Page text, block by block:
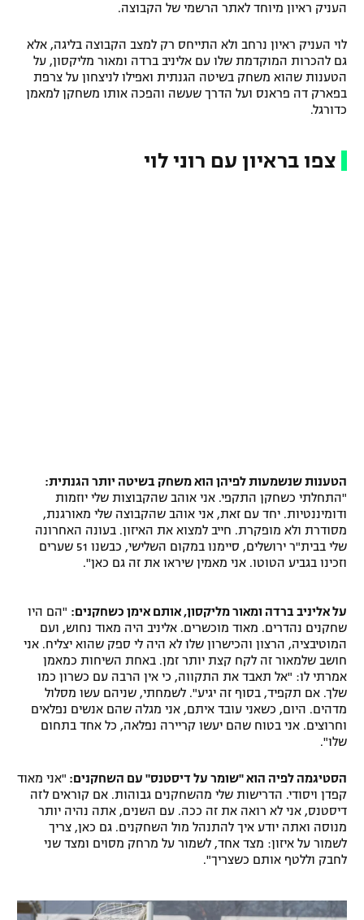
גיימינג E-Sports
תנאי שימוש
תקנון פעילות ספורט 1
בייסבול MLB
ספורט אתגרי ואקסטרים
אומנויות לחימה
העניק ראיון מיוחד לאתר הרשמי של הקבוצה.
לוי העניק ראיון נרחב ולא התייחס רק למצב הקבוצה בליגה, אלא
גם להכרות המוקדמת שלו עם אליניב ברדה ומאור מליקסון, על
הטענות שהוא משחק בשיטה הגנתית ואפילו לניצחון על צרפת
בפארק דה פראנס ועל הדרך שעשה והפכה אותו משחקן למאמן
כדורגל.
צפו בראיון עם רוני לוי
הטענות שנשמעות לפיהן הוא משחק בשיטה יותר הגנתית:
"התחלתי כשחקן התקפי. אני אוהב שהקבוצות שלי יוזמות
ודומיננטיות. יחד עם זאת, אני אוהב שהקבוצה שלי מאורגנת,
מסודרת ולא מופקרת. חייב למצוא את האיזון. בעונה האחרונה
שלי בבית"ר ירושלים, סיימנו במקום השלישי, כבשנו 51 שערים
וזכינו בגביע הטוטו. אני מאמין שיראו את זה גם כאן".
על אליניב ברדה ומאור מליקסון, אותם אימן כשחקנים: "הם היו
שחקנים נהדרים. מאוד מוכשרים. אליניב היה מאוד נחוש, ועם
המוטיבציה, הרצון והכישרון שלו לא היה לי ספק שהוא יצליח. אני
חושב שלמאור זה לקח קצת יותר זמן. באחת השיחות כמאמן
אמרתי לו: "אל תאבד את התקווה, כי אין הרבה עם כשרון כמו
שלך. אם תקפיד, בסוף זה יגיע". לשמחתי, שניהם עשו מסלול
מדהים. היום, כשאני עובד איתם, אני מגלה שהם אנשים נפלאים
וחרוצים. אני בטוח שהם יעשו קריירה נפלאה, כל אחד בתחום
שלו".
הסטיגמה לפיה הוא "שומר על דיסטנס" עם השחקנים: "אני מאוד
קפדן ויסודי. הדרישות שלי מהשחקנים גבוהות. אם קוראים לזה
דיסטנס, אני לא רואה את זה ככה. עם השנים, אתה נהיה יותר
מנוסה ואתה יודע איך להתנהל מול השחקנים. גם כאן, צריך
לשמור על איזון: מצד אחד, לשמור על מרחק מסוים ומצד שני
לחבק וללטף אותם כשצריך".